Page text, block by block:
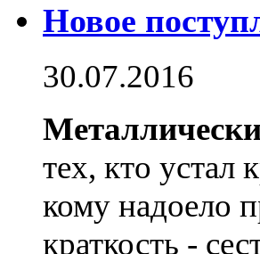
Новое
30.07.2016
тех, кто устал
кому надоело
краткость -